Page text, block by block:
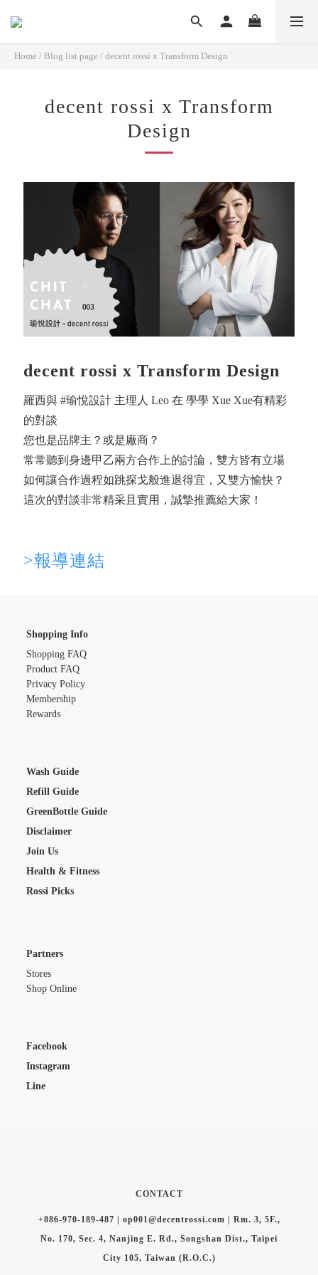
Home / Blog list page / decent rossi x Transform Design
decent rossi x Transform
Design
decent rossi x Transform Design
羅西與 #瑜悅設計 主理人 Leo 在 學學 Xue Xue有精彩
的對談
您也是品牌主？或是廠商？
常常聽到身邊甲乙兩方合作上的討論，雙方皆有立場
如何讓合作過程如跳探戈般進退得宜，又雙方愉快？
這次的對談非常精采且實用，誠摯推薦給大家！
>報導連結
Shopping Info
Shopping FAQ
Product FAQ
Privacy Policy
Membership
Rewards
Wash Guide
Refill Guide
GreenBottle Guide
Disclaimer
Join Us
Health & Fitness
Rossi Picks
Partners
Stores
Shop Online
Facebook
Instagram
Line
CONTACT
+886-970-189-487 | op001@decentrossi.com | Rm. 3, 5F.,
No. 170, Sec. 4, Nanjing E. Rd., Songshan Dist., Taipei
City 105, Taiwan (R.O.C.)